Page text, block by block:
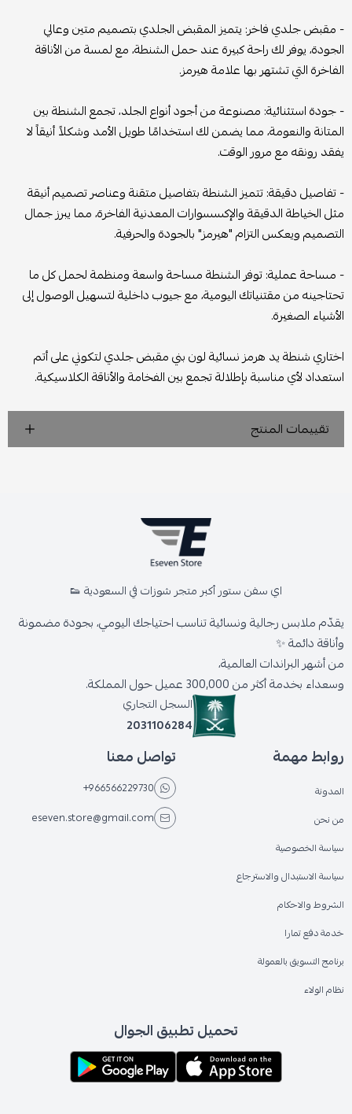
- مقبض جلدي فاخر: يتميز المقبض الجلدي بتصميم متين وعالي
الجودة، يوفر لك راحة كبيرة عند حمل الشنطة، مع لمسة من الأناقة
الفاخرة التي تشتهر بها علامة هيرمز.
- جودة استثنائية: مصنوعة من أجود أنواع الجلد، تجمع الشنطة بين
المتانة والنعومة، مما يضمن لك استخدامًا طويل الأمد وشكلاً أنيقاً لا
يفقد رونقه مع مرور الوقت.
- تفاصيل دقيقة: تتميز الشنطة بتفاصيل متقنة وعناصر تصميم أنيقة
مثل الخياطة الدقيقة والإكسسوارات المعدنية الفاخرة، مما يبرز جمال
التصميم ويعكس التزام "هيرمز" بالجودة والحرفية.
- مساحة عملية: توفر الشنطة مساحة واسعة ومنظمة لحمل كل ما
تحتاجينه من مقتنياتك اليومية، مع جيوب داخلية لتسهيل الوصول إلى
الأشياء الصغيرة.
اختاري شنطة يد هرمز نسائية لون بني مقبض جلدي لتكوني على أتم
استعداد لأي مناسبة بإطلالة تجمع بين الفخامة والأناقة الكلاسيكية.
تقييمات المنتج
اي سفن ستور أكبر متجر شوزات في السعودية 👟
يقدّم ملابس رجالية ونسائية تناسب احتياجك اليومي، بجودة مضمونة
وأناقة دائمة ✨
من أشهر البراندات العالمية،
وسعداء بخدمة أكثر من 300,000 عميل حول المملكة.
السجل التجاري
2031106284
روابط مهمة
المدونة
من نحن
سياسة الخصوصية
سياسة الاستبدال والاسترجاع
الشروط والاحكام
خدمة دفع تمارا
برنامج التسويق بالعمولة
نظام الولاء
تواصل معنا
+966566229730
eseven.store@gmail.com
تحميل تطبيق الجوال